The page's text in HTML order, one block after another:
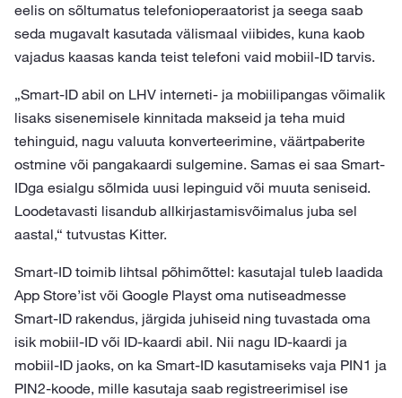
eelis on sõltumatus telefonioperaatorist ja seega saab
seda mugavalt kasutada välismaal viibides, kuna kaob
vajadus kaasas kanda teist telefoni vaid mobiil-ID tarvis.
„Smart-ID abil on LHV interneti- ja mobiilipangas võimalik
lisaks sisenemisele kinnitada makseid ja teha muid
tehinguid, nagu valuuta konverteerimine, väärtpaberite
ostmine või pangakaardi sulgemine. Samas ei saa Smart-
IDga esialgu sõlmida uusi lepinguid või muuta seniseid.
Loodetavasti lisandub allkirjastamisvõimalus juba sel
aastal,“ tutvustas Kitter.
Smart-ID toimib lihtsal põhimõttel: kasutajal tuleb laadida
App Store’ist või Google Playst oma nutiseadmesse
Smart-ID rakendus, järgida juhiseid ning tuvastada oma
isik mobiil-ID või ID-kaardi abil. Nii nagu ID-kaardi ja
mobiil-ID jaoks, on ka Smart-ID kasutamiseks vaja PIN1 ja
PIN2-koode, mille kasutaja saab registreerimisel ise